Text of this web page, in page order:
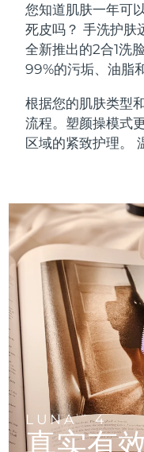
您知道肌肤一年可
死皮吗？ 手洗护肤
全新推出的2合1洗
99%的污垢、油脂
根据您的肌肤类型
流程。塑颜操模式
区域的紧致护理。
LUNATM4
真实有
面部清洁
Anti-
For
For
For
面部提
All
补水保湿
UFO™
UFO™
Near-
device
Red
UFO™
issa™
issa™
Smart
issa™
Hybrid
issa™
For
抗老
FAQ™
Clinical
FAQ™
FAQ™
LED
FAQ™
LED
生发
FAQ™
LED
FAQ™
Full-
NEW
比利时
百慕大
波斯尼亚和黑塞哥
文莱
加拿大
智利
中国
哥伦比亚
克罗地亚
塞浦路斯
捷克